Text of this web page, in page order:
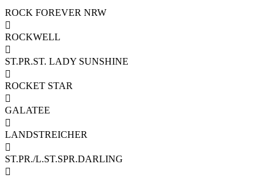
ROCK FOREVER NRW

ROCKWELL

ST.PR.ST. LADY SUNSHINE

ROCKET STAR

GALATEE

LANDSTREICHER

ST.PR./L.ST.SPR.DARLING
